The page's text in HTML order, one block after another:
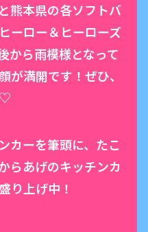
熊本県の各ソフトバ
ーロー＆ヒーローズ
から雨模様となって
が満開です！ぜひ、
♡
カーを筆頭に、たこ
らあげのキッチンカ
り上げ中！